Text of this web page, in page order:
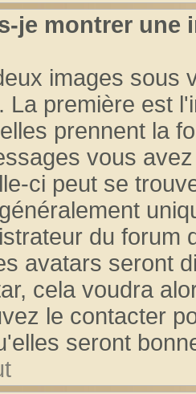
je montrer une
images sous
La première est
prennent la
vous
ci peut se
du forum
avatars seront
cela voudra
le contacter
seront